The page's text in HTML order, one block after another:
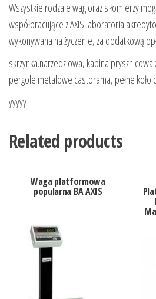
Wszystkie rodzaje wag oraz siłomierzy
współpracujące z AXIS laboratoria
wykonywana na życzenie, za dodatkową
skrzynka.narzedziowa, kabina
pergole metalowe castorama, pełne koło
yyyyy
Related products
Waga platformowa
popularna BA AXIS